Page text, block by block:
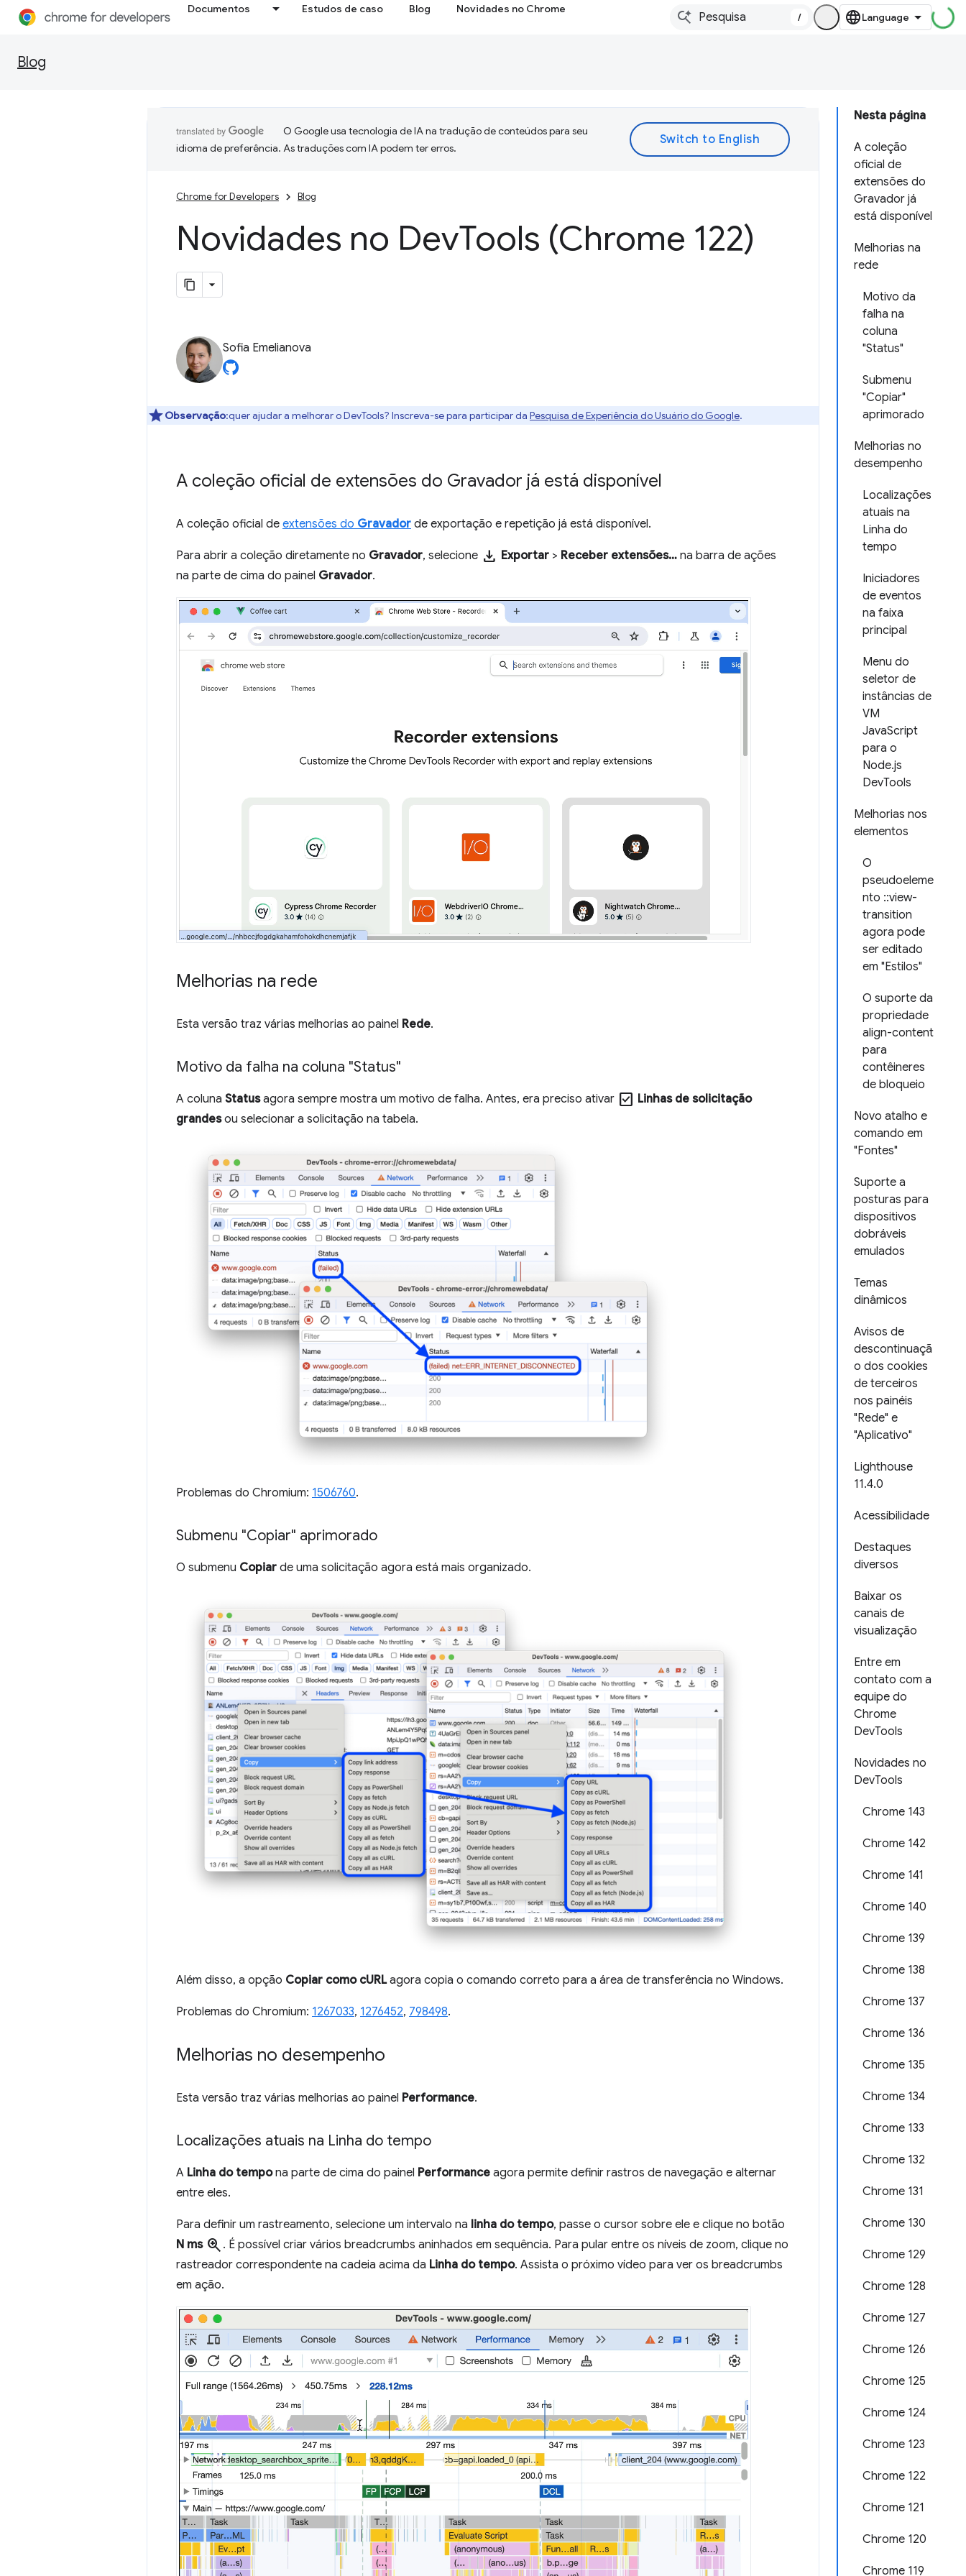
Documentos Estudos de caso Blog Novidades no Chrome
/
Blog
Nesta página
A coleção
oficial de
extensões do
Gravador já
está disponível
Melhorias na
rede
Motivo da
falha na
coluna
"Status"
Submenu
"Copiar"
aprimorado
Melhorias no
desempenho
Localizações
atuais na
Linha do
tempo
Iniciadores
de eventos
na faixa
principal
Menu do
seletor de
instâncias de
VM
JavaScript
para o
Node.js
DevTools
Melhorias nos
elementos
O
pseudoeleme
nto ::view-
transition
agora pode
ser editado
em "Estilos"
O suporte da
propriedade
align-content
para
contêineres
de bloqueio
Novo atalho e
comando em
"Fontes"
Suporte a
posturas para
dispositivos
dobráveis
emulados
Temas
dinâmicos
Avisos de
descontinuaçã
o dos cookies
de terceiros
nos painéis
"Rede" e
"Aplicativo"
Lighthouse
11.4.0
Acessibilidade
Destaques
diversos
Baixar os
canais de
visualização
Entre em
contato com a
equipe do
Chrome
DevTools
Novidades no
DevTools
Chrome 143
Chrome 142
Chrome 141
Chrome 140
Chrome 139
Chrome 138
Chrome 137
Chrome 136
Chrome 135
Chrome 134
Chrome 133
Chrome 132
Chrome 131
Chrome 130
Chrome 129
Chrome 128
Chrome 127
Chrome 126
Chrome 125
Chrome 124
Chrome 123
Chrome 122
Chrome 121
Chrome 120
Chrome 119
O Google usa tecnologia de IA na tradução de conteúdos para seu
idioma de preferência. As traduções com IA podem ter erros.
Chrome for Developers Blog
Novidades no DevTools (Chrome 122)
Sofia Emelianova
Observação:quer ajudar a melhorar o DevTools? Inscreva-se para participar da Pesquisa de Experiência do Usuário do Google.
A coleção oficial de extensões do Gravador já está disponível
A coleção oficial de extensões do Gravador de exportação e repetição já está disponível.
Para abrir a coleção diretamente no Gravador, selecione download Exportar > Receber extensões… na barra de ações
na parte de cima do painel Gravador.
Melhorias na rede
Esta versão traz várias melhorias ao painel Rede.
Motivo da falha na coluna "Status"
A coluna Statusagora sempre mostra um motivo de falha. Antes, era preciso ativar check_box Linhas de solicitação
grandesou selecionar a solicitação na tabela.
Problemas do Chromium: 1506760.
Submenu "Copiar" aprimorado
O submenu Copiar de uma solicitação agora está mais organizado.
Além disso, a opção Copiar como cURLagora copia o comando correto para a área de transferência no Windows.
Problemas do Chromium: 1267033, 1276452, 798498.
Melhorias no desempenho
Esta versão traz várias melhorias ao painel Performance.
Localizações atuais na Linha do tempo
A Linha do tempona parte de cima do painel Performance agora permite definir rastros de navegação e alternar
entre eles.
Para definir um rastreamento, selecione um intervalo na linha do tempo, passe o cursor sobre ele e clique no botão
N ms zoom_in . É possível criar vários breadcrumbs aninhados em sequência. Para pular entre os níveis de zoom, clique no
rastreador correspondente na cadeia acima da Linha do tempo. Assista o próximo vídeo para ver os breadcrumbs
em ação.